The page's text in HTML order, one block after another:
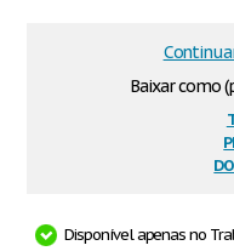
Baixar como
Disponível apenas no